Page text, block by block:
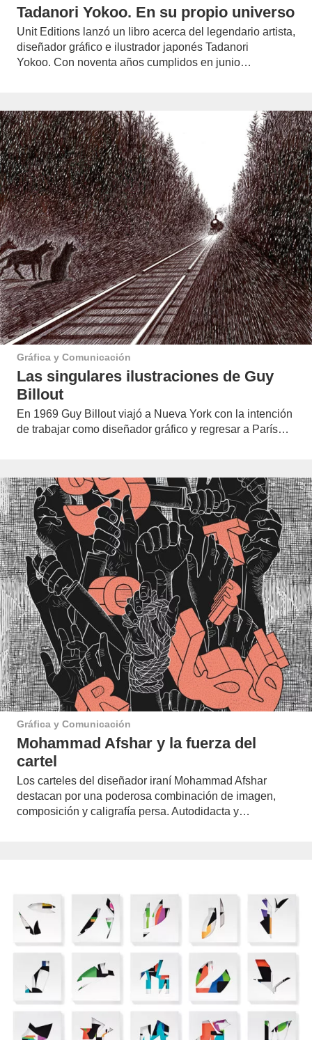
Tadanori Yokoo. En su propio universo
Unit Editions lanzó un libro acerca del legendario artista,
diseñador gráfico e ilustrador japonés Tadanori
Yokoo. Con noventa años cumplidos en junio…
Gráfica y Comunicación
Las singulares ilustraciones de Guy
Billout
En 1969 Guy Billout viajó a Nueva York con la intención
de trabajar como diseñador gráfico y regresar a París…
Gráfica y Comunicación
Mohammad Afshar y la fuerza del
cartel
Los carteles del diseñador iraní Mohammad Afshar
destacan por una poderosa combinación de imagen,
composición y caligrafía persa. Autodidacta y…